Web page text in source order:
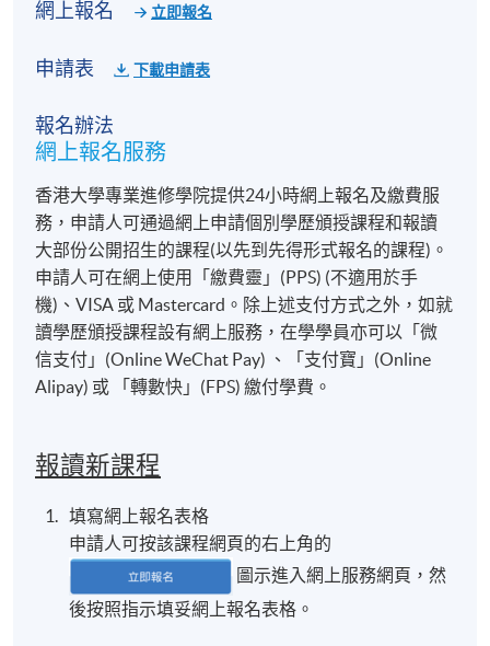
網上報名 立即報名
申請表 下載申請表
報名辦法
網上報名服務
香港大學專業進修學院提供24小時網上報名及繳費服
務，申請人可通過網上申請個別學歷頒授課程和報讀
大部份公開招生的課程(以先到先得形式報名的課程)。
申請人可在網上使用「繳費靈」(PPS) (不適用於手
機)、VISA 或 Mastercard。除上述支付方式之外，如就
讀學歷頒授課程設有網上服務，在學學員亦可以「微
信支付」(Online WeChat Pay) 、「支付寶」(Online
Alipay) 或 「轉數快」(FPS) 繳付學費。
報讀新課程
填寫網上報名表格
申請人可按該課程網頁的右上角的
圖示進入網上服務網頁，然
後按照指示填妥網上報名表格。